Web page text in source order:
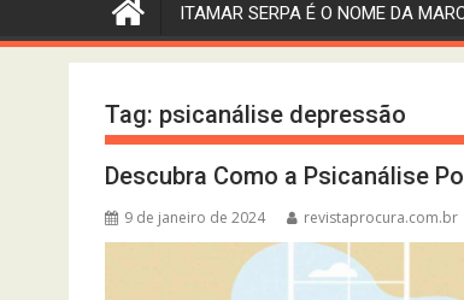
ITAMAR SERPA É O NOME DA
Tag: psicanálise depressão
Descubra Como a Psicanálise
9 de janeiro de 2024 revistaprocura.com.br